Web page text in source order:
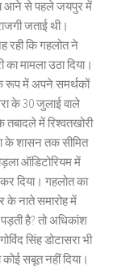
आने से पहले जयपुर में
जताई थी।
रही कि गहलोत ने
मामला उठा दिया।
के रूप में अपने समर्थकों
के 30 जुलाई वाले
में रिश्वतखोरी
के शासन तक सीमित
ऑडिटोरियम में
दिया। गहलोत का
के नाते समारोह में
है? तो अधिकांश
सिंह डोटासरा भी
सबूत नहीं दिया।